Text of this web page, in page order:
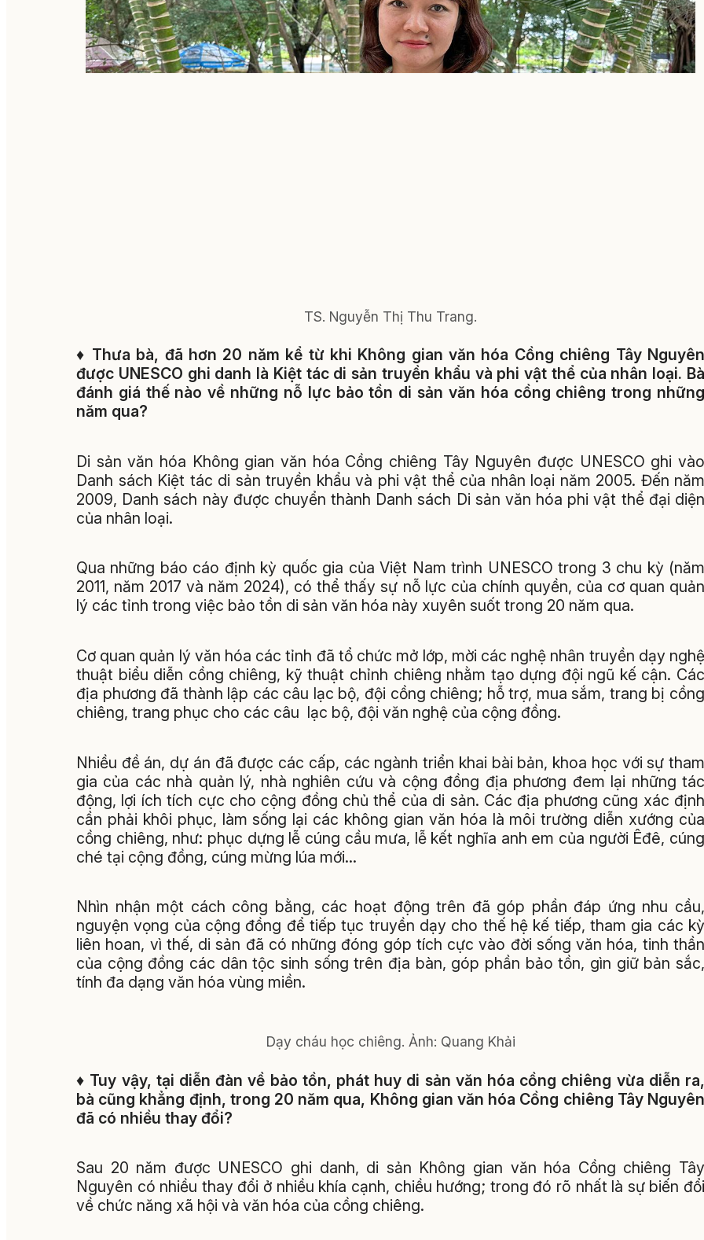
TS. Nguyễn Thị Thu Trang.
♦ Thưa bà, đã hơn 20 năm kể từ khi Không gian văn hóa Cồng chiêng Tây Nguyên
được UNESCO ghi danh là Kiệt tác di sản truyền khẩu và phi vật thể của nhân loại. Bà
đánh giá thế nào về những nỗ lực bảo tồn di sản văn hóa cồng chiêng trong những
năm qua?
Di sản văn hóa Không gian văn hóa Cồng chiêng Tây Nguyên được UNESCO ghi vào
Danh sách Kiệt tác di sản truyền khẩu và phi vật thể của nhân loại năm 2005. Đến năm
2009, Danh sách này được chuyển thành Danh sách Di sản văn hóa phi vật thể đại diện
của nhân loại.
Qua những báo cáo định kỳ quốc gia của Việt Nam trình UNESCO trong 3 chu kỳ (năm
2011, năm 2017 và năm 2024), có thể thấy sự nỗ lực của chính quyền, của cơ quan quản
lý các tỉnh trong việc bảo tồn di sản văn hóa này xuyên suốt trong 20 năm qua.
Cơ quan quản lý văn hóa các tỉnh đã tổ chức mở lớp, mời các nghệ nhân truyền dạy nghệ
thuật biểu diễn cồng chiêng, kỹ thuật chỉnh chiêng nhằm tạo dựng đội ngũ kế cận. Các
địa phương đã thành lập các câu lạc bộ, đội cồng chiêng; hỗ trợ, mua sắm, trang bị cồng
chiêng, trang phục cho các câu lạc bộ, đội văn nghệ của cộng đồng.
Nhiều đề án, dự án đã được các cấp, các ngành triển khai bài bản, khoa học với sự tham
gia của các nhà quản lý, nhà nghiên cứu và cộng đồng địa phương đem lại những tác
động, lợi ích tích cực cho cộng đồng chủ thể của di sản. Các địa phương cũng xác định
cần phải khôi phục, làm sống lại các không gian văn hóa là môi trường diễn xướng của
cồng chiêng, như: phục dựng lễ cúng cầu mưa, lễ kết nghĩa anh em của người Êđê, cúng
ché tại cộng đồng, cúng mừng lúa mới…
Nhìn nhận một cách công bằng, các hoạt động trên đã góp phần đáp ứng nhu cầu,
nguyện vọng của cộng đồng để tiếp tục truyền dạy cho thế hệ kế tiếp, tham gia các kỳ
liên hoan, vì thế, di sản đã có những đóng góp tích cực vào đời sống văn hóa, tinh thần
của cộng đồng các dân tộc sinh sống trên địa bàn, góp phần bảo tồn, gìn giữ bản sắc,
tính đa dạng văn hóa vùng miền.
Dạy cháu học chiêng. Ảnh: Quang Khải
♦ Tuy vậy, tại diễn đàn về bảo tồn, phát huy di sản văn hóa cồng chiêng vừa diễn ra,
bà cũng khẳng định, trong 20 năm qua, Không gian văn hóa Cồng chiêng Tây Nguyên
đã có nhiều thay đổi?
Sau 20 năm được UNESCO ghi danh, di sản Không gian văn hóa Cồng chiêng Tây
Nguyên có nhiều thay đổi ở nhiều khía cạnh, chiều hướng; trong đó rõ nhất là sự biến đổi
về chức năng xã hội và văn hóa của cồng chiêng.